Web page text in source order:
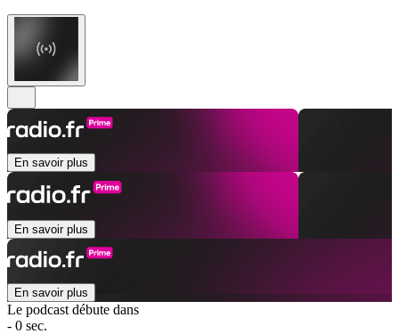
En savoir plus
En savoir plus
En savoir plus
Le podcast débute dans
- 0 sec.